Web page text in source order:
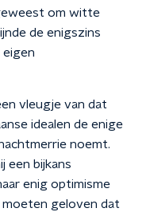
om witte
de enigszins
eigen
vleugje van dat
idealen de enige
noemt.
een bijkans
enig optimisme
moeten geloven dat